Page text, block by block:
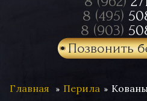
8 (495)
8 (903)
Позвонить
Главная Перила